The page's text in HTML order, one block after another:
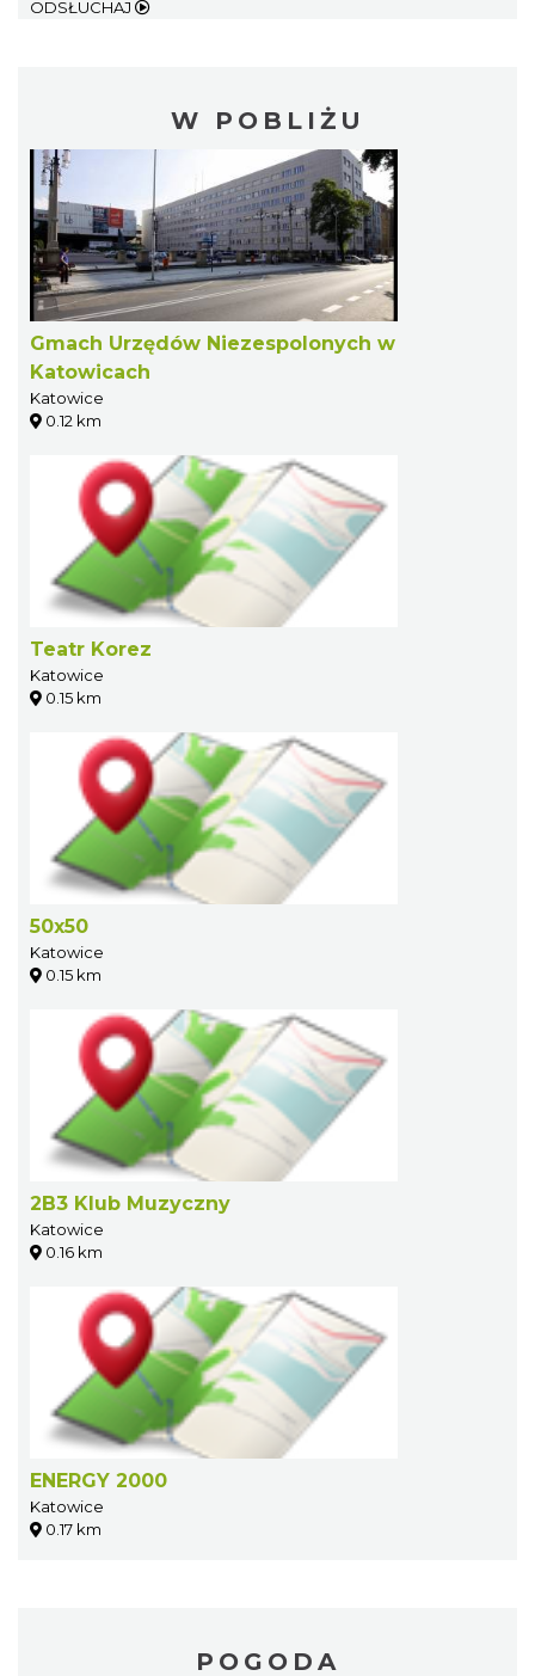
ODSŁUCHAJ
W POBLIŻU
Gmach Urzędów Niezespolonych w
Katowicach
Katowice
0.12 km
Teatr Korez
Katowice
0.15 km
50x50
Katowice
0.15 km
2B3 Klub Muzyczny
Katowice
0.16 km
ENERGY 2000
Katowice
0.17 km
POGODA